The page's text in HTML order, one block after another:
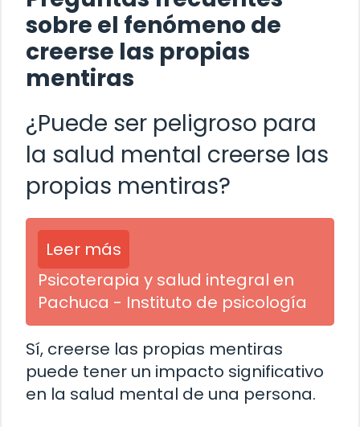
sobre el fenómeno de
creerse las propias
mentiras
¿Puede ser peligroso para
la salud mental creerse las
propias mentiras?
Leer más
Psicoterapia y salud integral en
Pachuca - Instituto de psicología
Sí, creerse las propias mentiras
puede tener un impacto significativo
en la salud mental de una persona.